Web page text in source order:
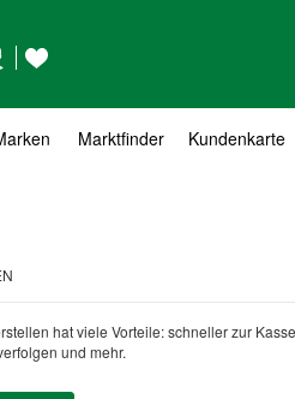
Wunschzettel
Marktfinder Kundenkarte
hat viele Vorteile: schneller zur
und mehr.